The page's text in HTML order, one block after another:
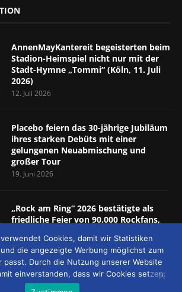
AnnenMayKantereit begeisterten beim
Stadion-Heimspiel nicht nur mit der
Stadt-Hymne „Tommi“ (Köln, 11. Juli
2026)
12. Juli 2026
Placebo feiern das 30-jährige Jubiläum
ihres starken Debüts mit einer
gelungenen Neuabmischung und
großer Tour
19. Juni 2026
„Rock am Ring“ 2026 bestätigte als
friedliche Feier von 90.000 Rockfans,
5.-7. Juni 2026)
8. Juni 2026
Cookies, damit wir Statistiken
die angezeigte Werbung möglichst zum
passt. Durch die Nutzung unserer Website
einverstanden, dass wir Cookies setzen.